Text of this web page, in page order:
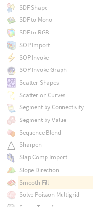
SDF Shape
SDF to Mono
SDF to RGB
SOP Import
SOP Invoke
SOP Invoke Graph
Scatter Shapes
Scatter on Curves
Segment by Connectivity
Segment by Value
Sequence Blend
Sharpen
Slap Comp Import
Slope Direction
Smooth Fill
Solve Poisson Multigrid